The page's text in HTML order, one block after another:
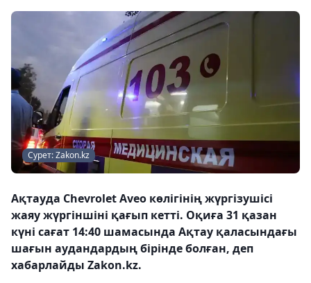
Сурет: Zakon.kz
Ақтауда Chevrolet Aveo көлігінің жүргізушісі
жаяу жүргіншіні қағып кетті. Оқиға 31 қазан
күні сағат 14:40 шамасында Ақтау қаласындағы
шағын аудандардың бірінде болған, деп
хабарлайды Zakon.kz.